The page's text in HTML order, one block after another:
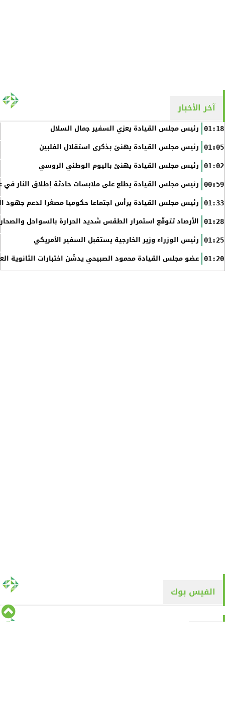
آخر الأخبار
01:18 رئيس مجلس القيادة يعزي السفير جمال السلال
01:05 رئيس مجلس القيادة يهنئ بذكرى استقلال الفلبين
01:02 رئيس مجلس القيادة يهنئ باليوم الوطني الروسي
00:59 رئيس مجلس القيادة يطلع على ملابسات حادثة إطلاق النار في
01:33 رئيس مجلس القيادة يرأس اجتماعا حكوميا مصغرا لدعم جهود
01:28 الأرصاد تتوقّع استمرار الطقس شديد الحرارة بالسواحل
01:25 رئيس الوزراء وزير الخارجية يستقبل السفير الأمريكي
01:20 عضو مجلس القيادة محمود الصبيحي يدشّن اختبارات الثانوية
الفيس بوك